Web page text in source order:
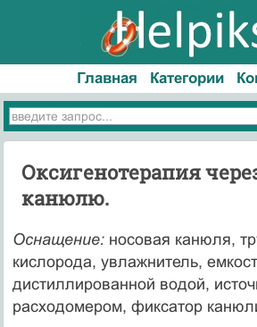
Главная Категории
Оксигенотерапия
канюлю.
Оснащение: носовая канюля,
кислорода, увлажнитель,
дистиллированной водой,
расходомером, фиксатор